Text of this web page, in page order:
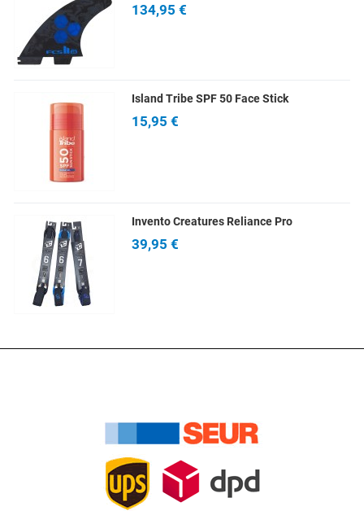
134,95 €
Island Tribe SPF 50 Face Stick
15,95 €
Invento Creatures Reliance Pro
39,95 €